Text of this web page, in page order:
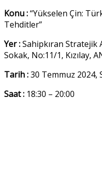
Konu :“Yükselen Çin:
Tehditler”
Yer :Sahipkıran Stratejik
Sokak, No:11/1, Kızılay,
Tarih :30 Temmuz 2024,
Saat : 18:30 – 20:00